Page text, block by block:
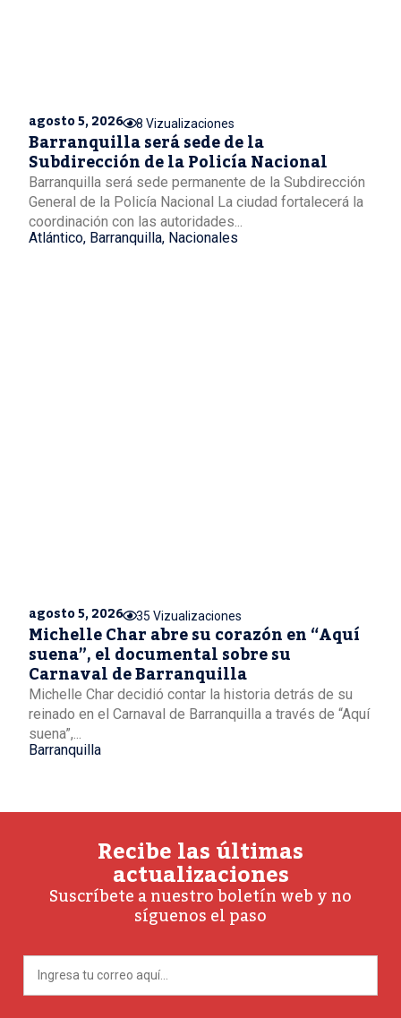
agosto 5, 2026 8 Vizualizaciones
Barranquilla será sede de la
Subdirección de la Policía Nacional
Barranquilla será sede permanente de la Subdirección
General de la Policía Nacional La ciudad fortalecerá la
coordinación con las autoridades...
Atlántico, Barranquilla, Nacionales
agosto 5, 2026 35 Vizualizaciones
Michelle Char abre su corazón en “Aquí
suena”, el documental sobre su
Carnaval de Barranquilla
Michelle Char decidió contar la historia detrás de su
reinado en el Carnaval de Barranquilla a través de “Aquí
suena”,...
Barranquilla
Recibe las últimas
actualizaciones
Suscríbete a nuestro boletín web y no
síguenos el paso